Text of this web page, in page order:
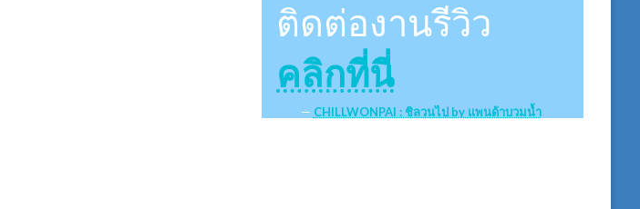
ติดต่องานรีวิว
คลิกที่นี่
CHILLWONPAI : ชิลวนไป by แพนด้าบวมน้ำ